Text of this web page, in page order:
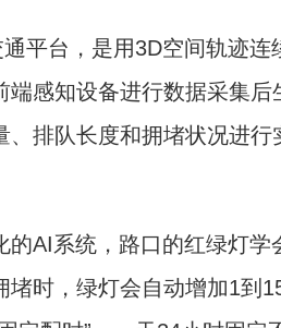
台，是用3D空间轨迹连
端感知设备进行数据采集
、排队长度和拥堵状况进
系统，路口的红绿灯学
时，绿灯会自动增加1到